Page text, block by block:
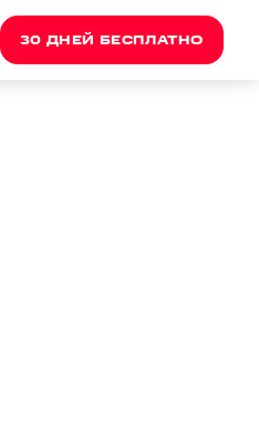
30 ДНЕЙ БЕСПЛАТНО